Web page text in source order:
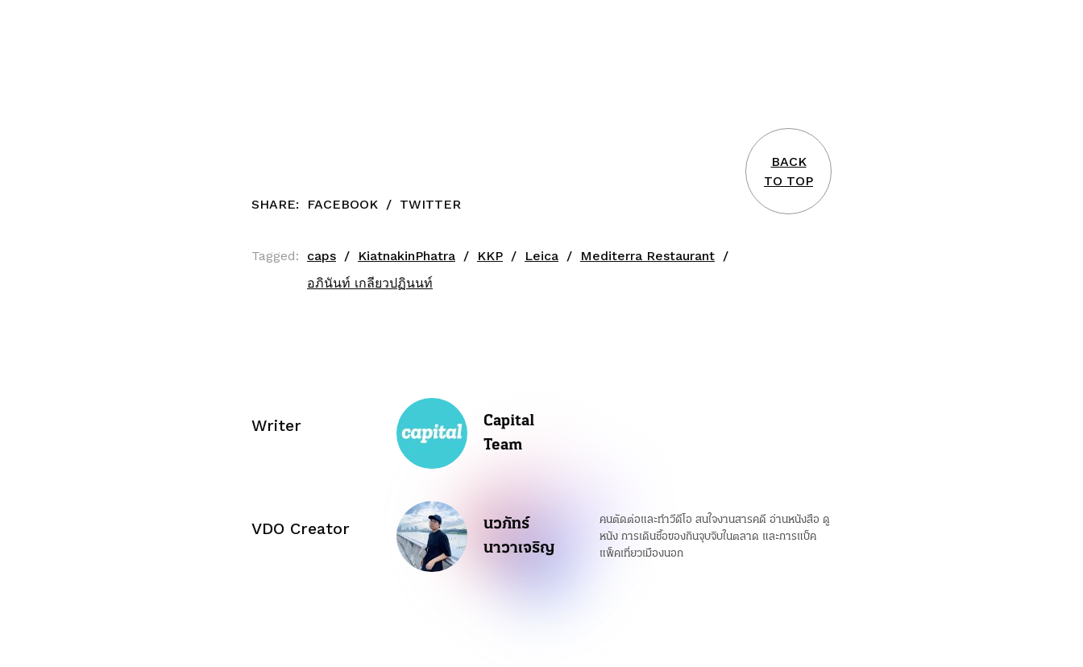
SHARE: FACEBOOK / TWITTER
BACK
TO TOP
Tagged: caps KiatnakinPhatra KKP Leica
Mediterra Restaurant
อภินันท์ เกลียวปฏินนท์
Writer
Capital
Team
VDO Creator
นวภัทร์
นาวาเจริญ
คนตัดต่อและทำวีดีโอ สนใจงานสารคดี อ่านหนังสือ ดู
หนัง การเดินซื้อของกินจุบจิบในตลาด และการแบ็ค
แพ็คเที่ยวเมืองนอก